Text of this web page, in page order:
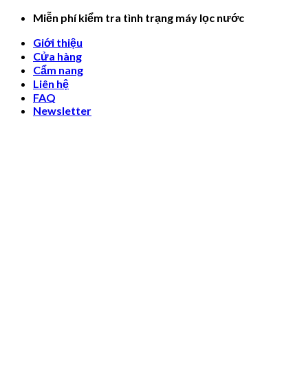
Skip
content
Miễn phí kiểm tra tình trạng máy lọc nước
Giới thiệu
Cửa hàng
Cẩm nang
Liên hệ
FAQ
Newsletter